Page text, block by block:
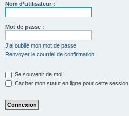
Nom d’utilisateur :
Mot de passe :
J’ai oublié mon mot de passe
Renvoyer le courriel de confirmation
Se souvenir de moi
Cacher mon statut en ligne pour cette session